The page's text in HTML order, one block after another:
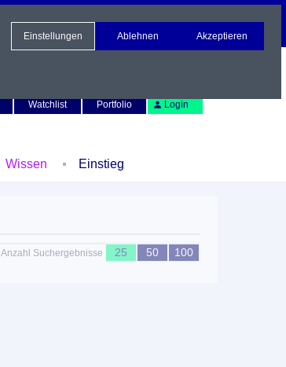
Watchlist Portfolio Login
Wissen Einstieg
Anzahl Suchergebnisse 25 50 100
Einstellungen Ablehnen Akzeptieren